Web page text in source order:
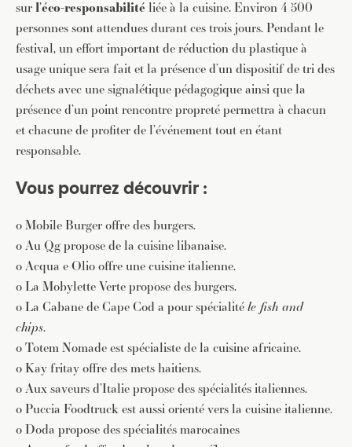
surl’éco-responsabilitéliée à la cuisine. Environ 4 500
personnes sont attendues durant ces trois jours.Pendant le
festival, un effort important de réduction du plastique à
usage unique sera fait et la présence d’un dispositif de tri des
déchets avec une signalétique pédagogique ainsi que la
présence d’un point rencontre propreté permettra à chacun
et chacune de profiter de l’événement tout en étant
responsable.
Vous pourrez découvrir :
o Mobile Burger offre des burgers.
o Au Qg propose de la cuisine libanaise.
o Acqua e Olio offre une cuisine italienne.
o La Mobylette Verte propose des burgers.
o La Cabane de Cape Cod a pour spécialitéle fish and
chips.
o Totem Nomade est spécialiste de la cuisine africaine.
o Kay fritay offre des mets haitiens.
o Aux saveurs d’Italie propose des spécialités italiennes.
o Puccia Foodtruck est aussi orienté vers la cuisine italienne.
o Doda propose des spécialités marocaines